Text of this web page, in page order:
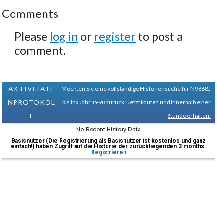
Comments
Please log in or register to post a
comment.
AKTIVITÄTE
NPROTOKOL
L
Möchten Sie eine vollständige Historiensuche für N9668J
bis ins Jahr 1998 zurück?Jetzt kaufen und innerhalb einer
Stunde erhalten.
No Recent History Data
Basisnutzer (Die Registrierung als Basisnutzer ist kostenlos und ganz
einfach!) haben Zugriff auf die Historie der zurückliegenden 3 months.
Registrieren